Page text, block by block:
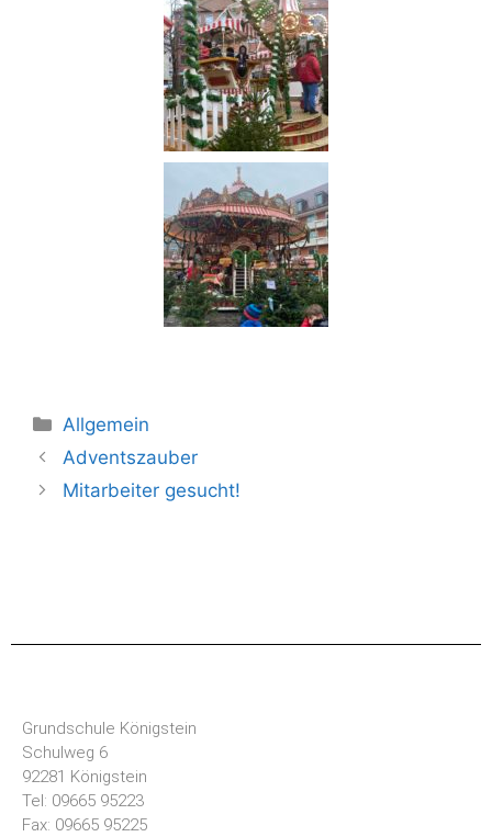
Allgemein
Adventszauber
Mitarbeiter gesucht!
Grundschule Königstein
Schulweg 6
92281 Königstein
Tel: 09665 95223
Fax: 09665 95225